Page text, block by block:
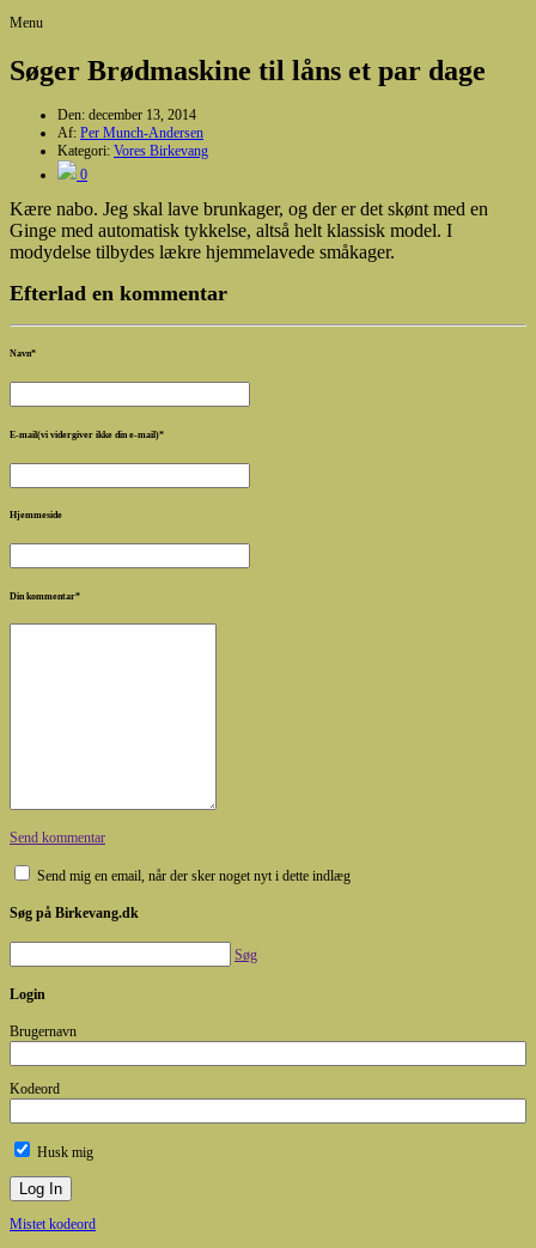
Menu
Søger Brødmaskine til låns et par dage
Den: december 13, 2014
Af: Per Munch-Andersen
Kategori: Vores Birkevang
0
Kære nabo. Jeg skal lave brunkager, og der er det skønt med en
Ginge med automatisk tykkelse, altså helt klassisk model. I
modydelse tilbydes lækre hjemmelavede småkager.
Efterlad en kommentar
Navn*
E-mail(vi vidergiver ikke din e-mail)*
Hjemmeside
Din kommentar*
Send kommentar
Send mig en email, når der sker noget nyt i dette indlæg
Søg på Birkevang.dk
Søg
Login
Brugernavn
Kodeord
Husk mig
Mistet kodeord